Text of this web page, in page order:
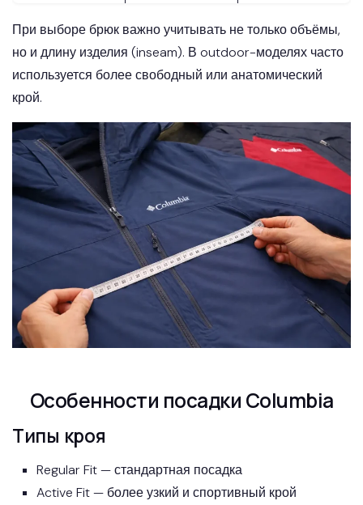
При выборе брюк важно учитывать не только объёмы,
но и длину изделия (inseam). В outdoor-моделях часто
используется более свободный или анатомический
крой.
Особенности посадки Columbia
Типы кроя
Regular Fit — стандартная посадка
Active Fit — более узкий и спортивный крой